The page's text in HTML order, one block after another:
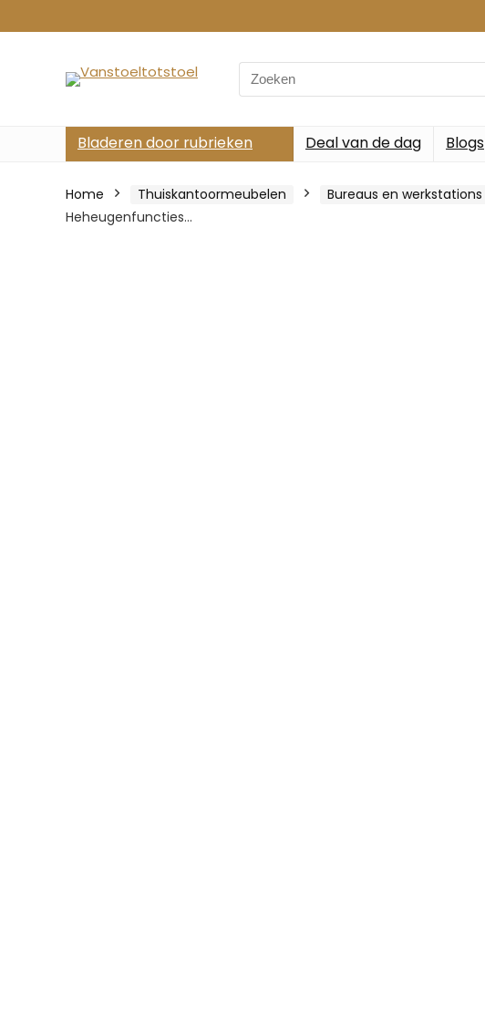
Search
for:
Bladeren door rubrieken Deal van de dag Blogs
Home Thuiskantoormeubelen Bureaus en werkstations
Heheugenfuncties…